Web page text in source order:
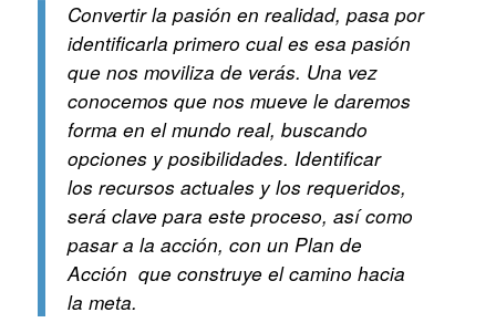
Convertir la pasión en realidad, pasa por
identificarla primero cual es esa pasión
que nos moviliza de verás. Una vez
conocemos que nos mueve le daremos
forma en el mundo real, buscando
opciones y posibilidades. Identificar
los recursos actuales y los requeridos,
será clave para este proceso, así como
pasar a la acción, con un Plan de
Acción que construye el camino hacia
la meta.